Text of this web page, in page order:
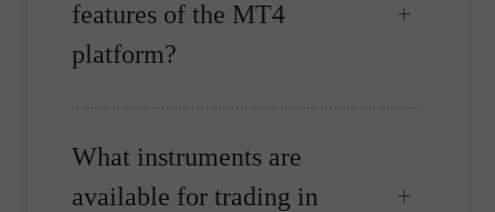
features of the MT4
platform?
What instruments are
available for trading in